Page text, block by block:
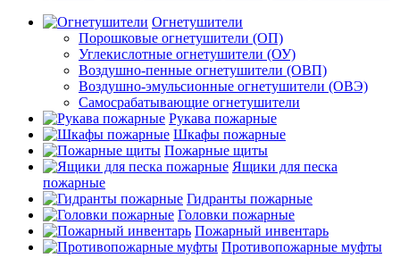
Огнетушители
Порошковые огнетушители (ОП)
Углекислотные огнетушители (ОУ)
Воздушно-пенные огнетушители (ОВП)
Воздушно-эмульсионные огнетушители (ОВЭ)
Самосрабатывающие огнетушители
Рукава пожарные
Шкафы пожарные
Пожарные щиты
Ящики для песка
пожарные
Гидранты пожарные
Головки пожарные
Пожарный инвентарь
Противопожарные муфты